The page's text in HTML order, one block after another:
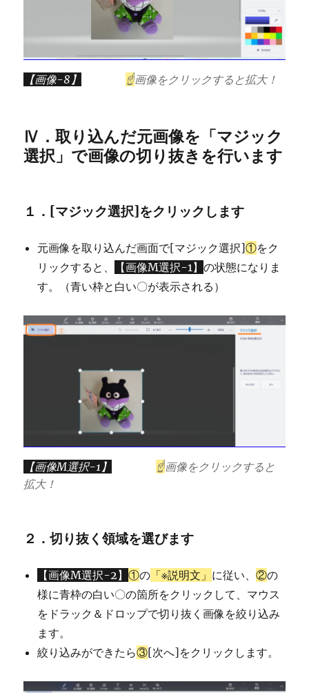
【画像-8】 ☝画像をクリックすると拡大！
Ⅳ．取り込んだ元画像を「マジック
選択」で画像の切り抜きを行います
１．[マジック選択]をクリックします
元画像を取り込んだ画面で[マジック選択]①をク
リックすると、
【画像M選択-1】の状態になりま
す。（青い枠と白い〇が表示される）
【画像M選択-1】 ☝画像をクリックすると
拡大！
２．切り抜く領域を選びます
【画像M選択-2】①の 「※説明文」 に従い、②の
様に青枠の白い〇の箇所をクリックして、マウス
をドラック＆ドロップで切り抜く画像を絞り込み
ます。
絞り込みができたら③[次へ]をクリックします。